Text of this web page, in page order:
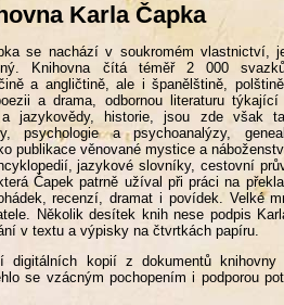
Karla Čapka
se nachází v soukromém vlastnictví,
Knihovna čítá téměř 2 000
a angličtině, ale i španělštině,
a drama, odbornou literaturu
a jazykovědy, historie, jsou zde však
psychologie a psychoanalýzy,
publikace věnované mystice a
jazykové slovníky, cestovní
Čapek patrně užíval při práci na
recenzí, dramat i povídek. Velké
Několik desítek knih nese podpis
v textu a výpisky na čtvrtkách papíru.
digitálních kopií z dokumentů knihovny
se vzácným pochopením i podporou